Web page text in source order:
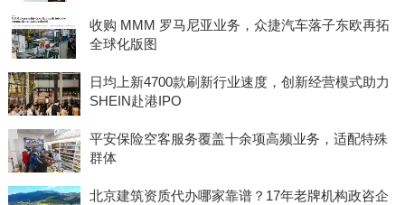
收购 MMM 罗马尼亚业务，众捷汽车落子东欧再拓
全球化版图
日均上新4700款刷新行业速度，创新经营模式助力
SHEIN赴港IPO
平安保险空客服务覆盖十余项高频业务，适配特殊
群体
北京建筑资质代办哪家靠谱？17年老牌机构政咨企